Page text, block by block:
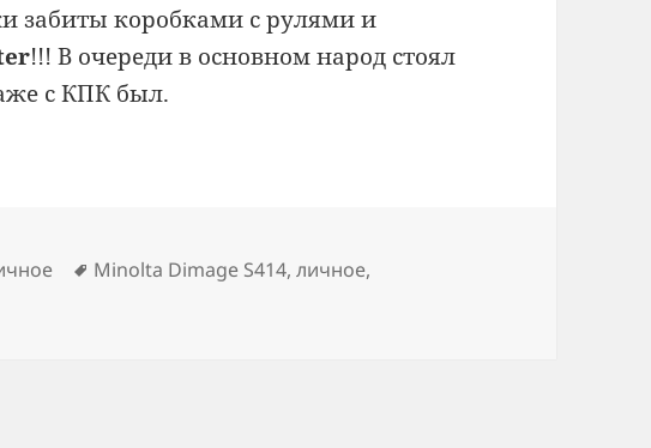
забиты коробками с рулями и
!!! В очереди в основном народ стоял
с КПК был.
Метки
Minolta Dimage S414,личное,